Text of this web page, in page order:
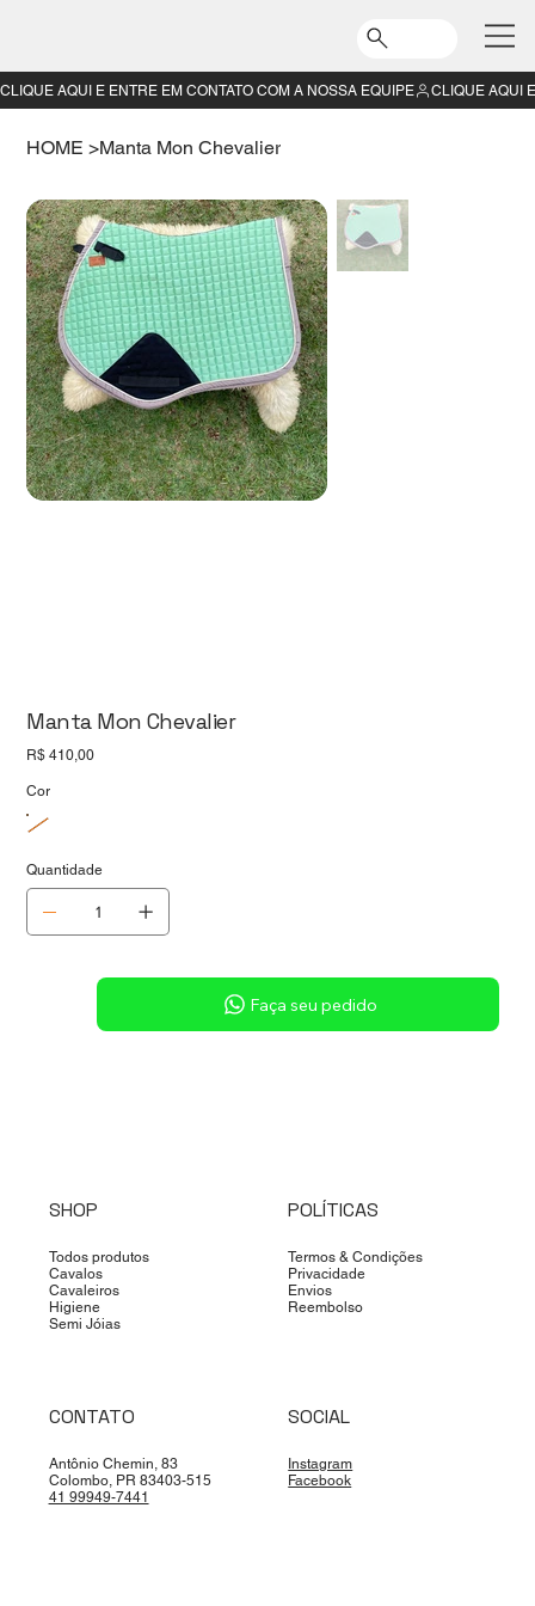
HOME >Manta Mon Chevalier
Manta Mon Chevalier
Preço
R$ 410,00
Cor
Quantidade
Sob consulta
Faça seu pedido
CLIQUE AQUI E ENTRE EM CONTATO COM A NOSSA EQUIPE
SHOP
Todos produtos
Cavalos
Cavaleiros
Higiene
Semi Jóias
POLÍTICAS
Termos & Condições
Privacidade
Envios
Reembolso
CONTATO
Antônio Chemin, 83
Colombo, PR 83403-515
41 99949-7441
SOCIAL
Instagram
Facebook